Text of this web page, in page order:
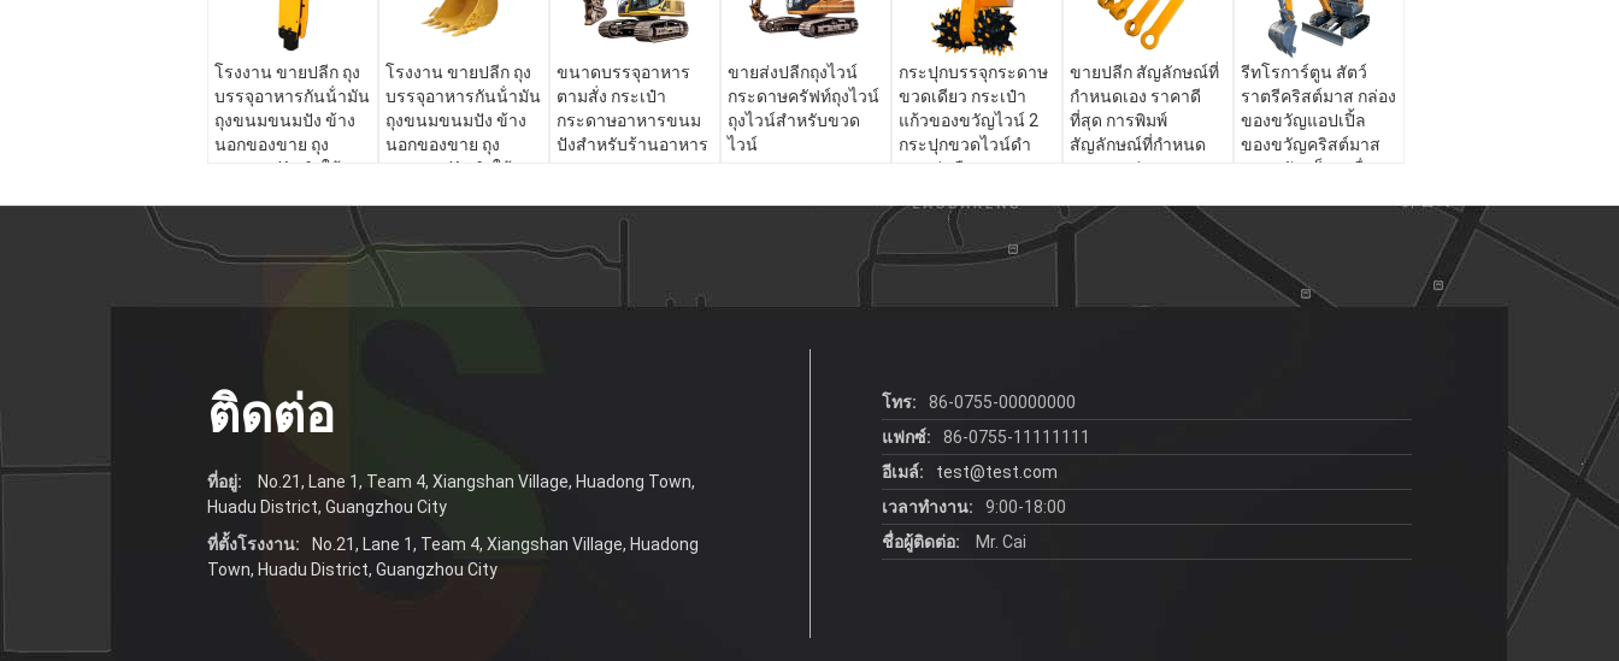
โรงงาน ขายปลีก ถุง
บรรจุอาหารกันน้ํามัน
ถุงขนมขนมปัง ข้าง
นอกของขาย ถุง
กระดาษ Kraft ใต้
โรงงาน ขายปลีก ถุง
บรรจุอาหารกันน้ํามัน
ถุงขนมขนมปัง ข้าง
นอกของขาย ถุง
กระดาษ Kraft ใต้
ขนาดบรรจุอาหาร
ตามสั่ง กระเป๋า
กระดาษอาหารขนม
ปังสําหรับร้านอาหาร
ขายส่งปลีกถุงไวน์
กระดาษครัฟท์ถุงไวน์
ถุงไวน์สําหรับขวด
ไวน์
กระปุกบรรจุกระดาษ
ขวดเดียว กระเป๋า
แก้วของขวัญไวน์ 2
กระปุกขวดไวน์ดํา
กระเป๋าถือ
ขายปลีก สัญลักษณ์ที่
กําหนดเอง ราคาดี
ที่สุด การพิมพ์
สัญลักษณ์ที่กําหนด
เอง กระเป๋ากระดาษ
กระดาษกระดาษดํา
รีทโรการ์ตูน สัตว์
ราตรีคริสต์มาส กล่อง
ของขวัญแอปเปิ้ล
ของขวัญคริสต์มาส
ของขวัญเล็ก เครื่อง
ติดต่อ
ที่อยู่:
No.21, Lane 1, Team 4, Xiangshan Village, Huadong Town,
Huadu District, Guangzhou City
ที่ตั้งโรงงาน:
No.21, Lane 1, Team 4, Xiangshan Village, Huadong
Town, Huadu District, Guangzhou City
โทร:
86-0755-00000000
แฟกซ์:
86-0755-11111111
อีเมล์:
test@test.com
เวลาทำงาน:
9:00-18:00
ชื่อผู้ติดต่อ:
Mr. Cai